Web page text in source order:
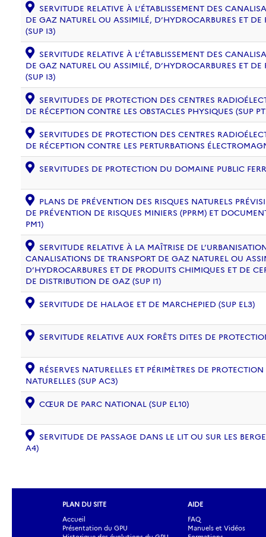
SERVITUDE RELATIVE À L’ÉTABLISSEMENT DES
DE GAZ NATUREL OU ASSIMILÉ, D’HYDROCARBURES ET
(SUP I3)
SERVITUDE RELATIVE À L’ÉTABLISSEMENT DES
DE GAZ NATUREL OU ASSIMILÉ, D’HYDROCARBURES ET
(SUP I3)
SERVITUDES DE PROTECTION DES CENTRES
DE RÉCEPTION CONTRE LES OBSTACLES PHYSIQUES (SUP
SERVITUDES DE PROTECTION DES CENTRES
DE RÉCEPTION CONTRE LES PERTURBATIONS
SERVITUDES DE PROTECTION DU DOMAINE PUBLIC
PLANS DE PRÉVENTION DES RISQUES NATURELS
DE PRÉVENTION DE RISQUES MINIERS (PPRM) ET
PM1)
SERVITUDE RELATIVE À LA MAÎTRISE DE
CANALISATIONS DE TRANSPORT DE GAZ NATUREL OU
D’HYDROCARBURES ET DE PRODUITS CHIMIQUES ET DE
DE DISTRIBUTION DE GAZ (SUP I1)
SERVITUDE DE HALAGE ET DE MARCHEPIED (SUP EL3)
SERVITUDE RELATIVE AUX FORÊTS DITES DE
RÉSERVES NATURELLES ET PÉRIMÈTRES DE
NATURELLES (SUP AC3)
CŒUR DE PARC NATIONAL (SUP EL10)
SERVITUDE DE PASSAGE DANS LE LIT OU SUR LES
A4)
PLAN DU SITE
Accueil
Présentation du GPU
AIDE
FAQ
Manuels et Vidéos